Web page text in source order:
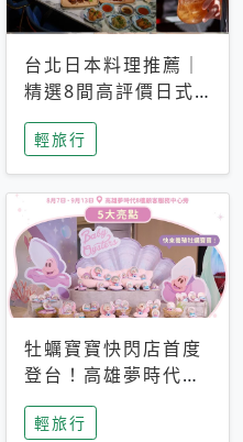
台北日本料理推薦｜
精選8間高評價日式
餐廳、餐酒館、鐵板
燒、居酒屋、火鍋與
壽喜燒
輕旅行
牡蠣寶寶快閃店首度
登台！高雄夢時代
8/7開養殖中心、9月
巡迴台北
輕旅行